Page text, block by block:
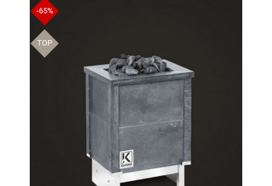
-65%
TOP